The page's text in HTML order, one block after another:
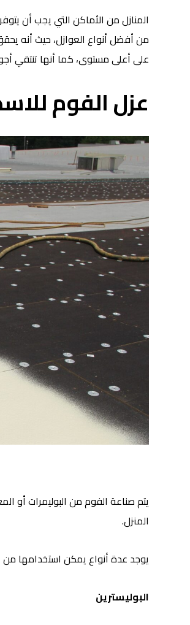
المنازل من الأماكن التي يجب أن
من أفضل أنواع العوازل، حيث أنه
على أعلى مستوى، كما أنها تنتقي
عزل الفوم
يتم صناعة الفوم من البوليمرات أو
المنزل.
يوجد عدة أنواع يمكن استخدامها
البوليسترين